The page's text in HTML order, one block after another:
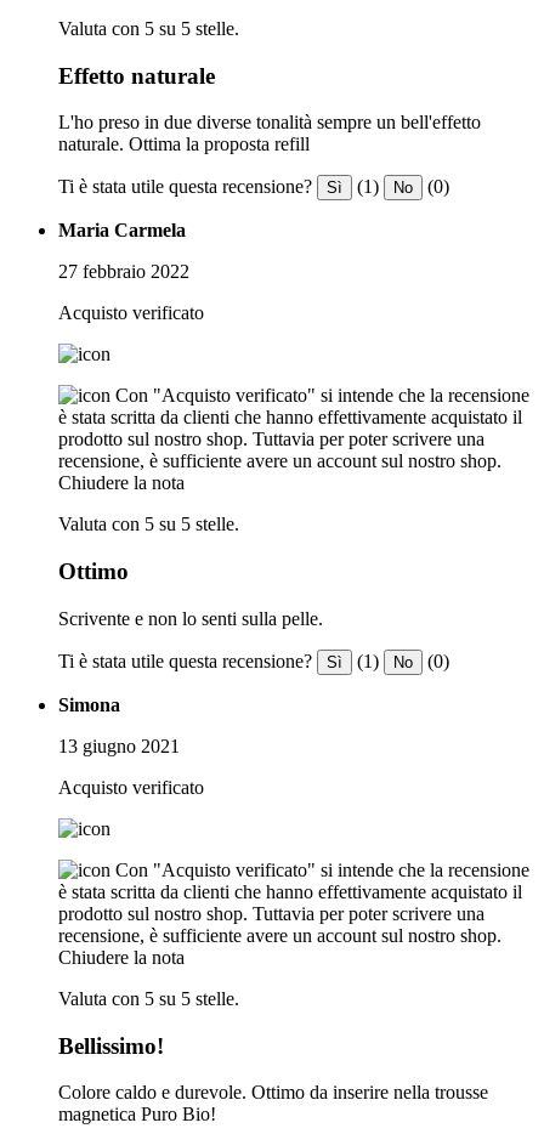
Valuta con 5 su 5 stelle.
Effetto naturale
L'ho preso in due diverse tonalità sempre un bell'effetto
naturale. Ottima la proposta refill
Ti è stata utile questa recensione? Sì (1) No (0)
Maria Carmela
27 febbraio 2022
Acquisto verificato
Con "Acquisto verificato" si intende che la recensione
è stata scritta da clienti che hanno effettivamente acquistato il
prodotto sul nostro shop. Tuttavia per poter scrivere una
recensione, è sufficiente avere un account sul nostro shop.
Chiudere la nota
Valuta con 5 su 5 stelle.
Ottimo
Scrivente e non lo senti sulla pelle.
Ti è stata utile questa recensione? Sì (1) No (0)
Simona
13 giugno 2021
Acquisto verificato
Con "Acquisto verificato" si intende che la recensione
è stata scritta da clienti che hanno effettivamente acquistato il
prodotto sul nostro shop. Tuttavia per poter scrivere una
recensione, è sufficiente avere un account sul nostro shop.
Chiudere la nota
Valuta con 5 su 5 stelle.
Bellissimo!
Colore caldo e durevole. Ottimo da inserire nella trousse
magnetica Puro Bio!